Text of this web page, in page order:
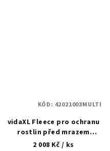
vidaXL Fleece pro ochranu
rostlin před mrazem
Zelená 50 x 1,6 m
2 008 Kč / ks
KÓD: 42021003MULTI